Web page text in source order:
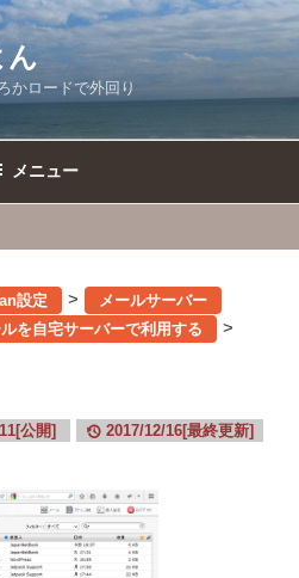
ん
かロードで外回り
メニュー
設定 > メールサーバー
を自宅サーバーで利用する >
公開] 2017/12/16[最終更新]